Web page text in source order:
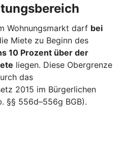
Wohnungsmarkt darf bei
Miete zu Beginn des
10 Prozent über der
liegen. Diese Obergrenze
das
2015 im Bürgerlichen
§§ 556d–556g BGB).